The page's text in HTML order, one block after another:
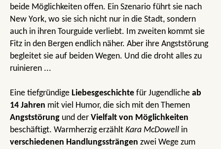
beide Möglichkeiten offen. Ein Szenario führt sie nach
New York, wo sie sich nicht nur in die Stadt, sondern
auch in ihren Tourguide verliebt. Im zweiten kommt sie
Fitz in den Bergen endlich näher. Aber ihre Angststörung
begleitet sie auf beiden Wegen. Und die droht alles zu
ruinieren ...
Eine tiefgründige Liebesgeschichte für Jugendliche ab
14 Jahren mit viel Humor, die sich mit den Themen
Angststörung und der Vielfalt von Möglichkeiten
beschäftigt. Warmherzig erzählt Kara McDowell in
verschiedenen Handlungssträngen zwei Wege zum